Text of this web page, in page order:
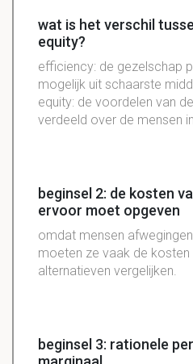
wat is het verschil
equity?
efficiency: de gezelschap
mogelijk uit schaarste
equity: de voordelen van
verdeeld over de mensen
beginsel 2: de kosten
ervoor moet opgeven
omdat mensen
moeten ze vaak de
alternatieven vergelijken.
beginsel 3: rationele